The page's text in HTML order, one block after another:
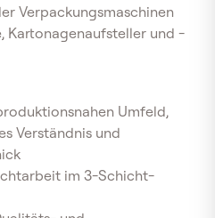
Verpackungsmaschinen
Kartonagenaufsteller und -
Umfeld,
Verständnis und
im 3-Schicht-